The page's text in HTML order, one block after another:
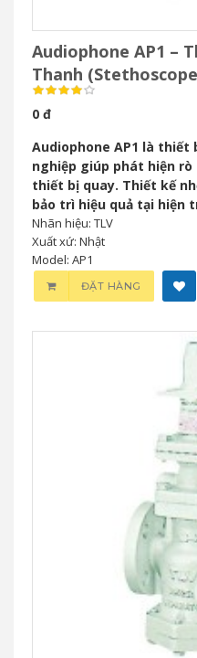
Audiophone AP1 –
Thanh
Bảo Trì Công Nghiệp
0 đ
Audiophone AP1 là
nghiệp giúp phát hiện
thiết bị quay. Thiết kế
bảo trì hiệu quả tại hiện
Nhãn hiệu: TLV
Xuất xứ: Nhật
Model: AP1
ĐẶT HÀNG